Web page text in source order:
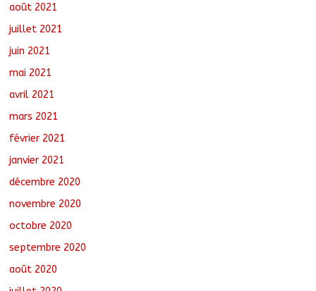
août 2021
juillet 2021
juin 2021
mai 2021
avril 2021
mars 2021
février 2021
janvier 2021
décembre 2020
novembre 2020
octobre 2020
septembre 2020
août 2020